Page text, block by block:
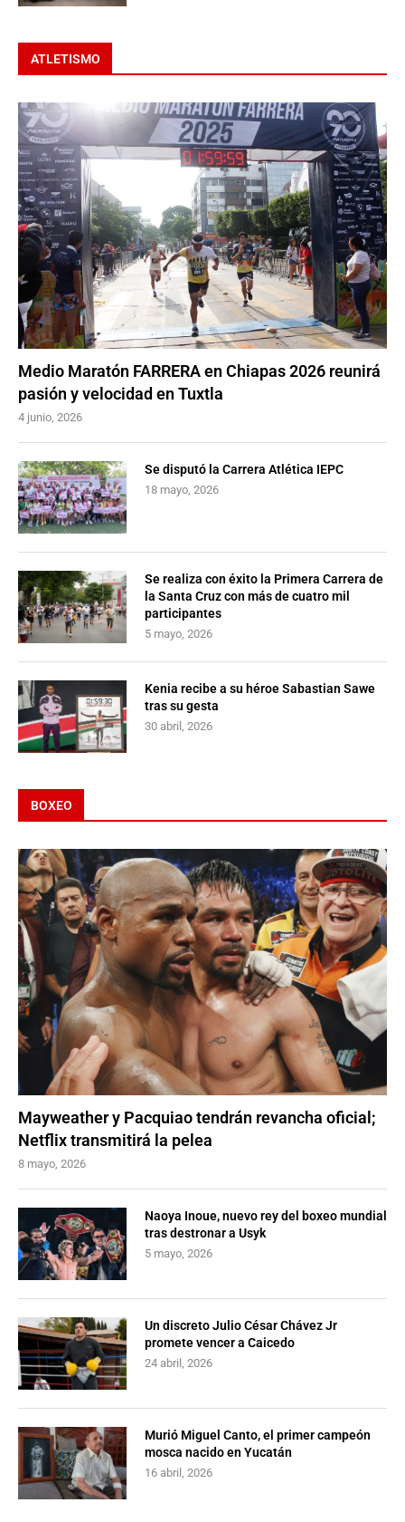
ATLETISMO
Medio Maratón FARRERA en Chiapas 2026 reunirá
pasión y velocidad en Tuxtla
4 junio, 2026
Se disputó la Carrera Atlética IEPC
18 mayo, 2026
Se realiza con éxito la Primera Carrera de
la Santa Cruz con más de cuatro mil
participantes
5 mayo, 2026
Kenia recibe a su héroe Sabastian Sawe
tras su gesta
30 abril, 2026
BOXEO
Mayweather y Pacquiao tendrán revancha oficial;
Netflix transmitirá la pelea
8 mayo, 2026
Naoya Inoue, nuevo rey del boxeo mundial
tras destronar a Usyk
5 mayo, 2026
Un discreto Julio César Chávez Jr
promete vencer a Caicedo
24 abril, 2026
Murió Miguel Canto, el primer campeón
mosca nacido en Yucatán
16 abril, 2026